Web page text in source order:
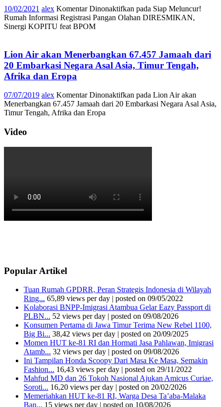
10/02/2021 alex Komentar Dinonaktifkan pada Siap Meluncur!
Rumah Informasi Registrasi Pangan Olahan DIRESMIKAN,
Sinergi KOPITU feat BPOM
Lion Air akan Menerbangkan 67.457 Jamaah dari
20 Embarkasi Negara Asal Asia, Timur Tengah,
Afrika dan Eropa
07/07/2019 alex Komentar Dinonaktifkan pada Lion Air akan
Menerbangkan 67.457 Jamaah dari 20 Embarkasi Negara Asal Asia,
Timur Tengah, Afrika dan Eropa
Video
Popular Artikel
Tuan Rumah GPDRR, Peran Strategis Indonesia di Wilayah
Ring... 65,89 views per day | posted on 09/05/2022
Kolaborasi BNPP-Imigrasi Atambua Gelar Eazy Passport di
PLBN... 52 views per day | posted on 09/08/2026
Konsumen Pertama di Jawa Timur Terima New Rebel 1100,
Big Bi... 38,42 views per day | posted on 20/09/2025
Momen HUT ke-81 RI dan Hormati Jasa Pahlawan, Imigrasi
Atamb... 32 views per day | posted on 09/08/2026
Ini Tampilan Honda Scoopy Dari Masa Ke Masa, Semakin
Fashion... 16,43 views per day | posted on 29/11/2022
Mahfud MD dan 26 Tokoh Nasional Ajukan Amicus Curiae,
Soroti... 16,20 views per day | posted on 20/02/2026
Memeriahkan HUT ke-81 RI, Warga Desa Ta’aba-Malaka
Ban... 15 views per day | posted on 10/08/2026